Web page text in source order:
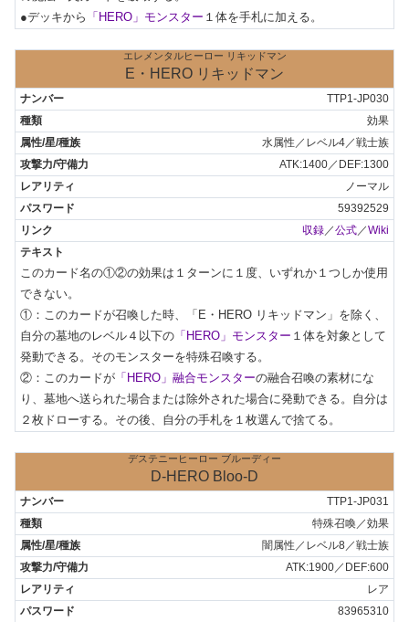
●デッキから 「HERO」モンスター １体を手札に加える。
エレメンタルヒーロー リキッドマン
E・HERO リキッドマン
TTP1-JP030
効果
水属性／レベル4／戦士族
ATK:1400／DEF:1300
ノーマル
59392529
収録／公式／Wiki
このカード名の①②の効果は１ターンに１度、いずれか１つしか使用
できない。
①：このカードが召喚した時、「E・HERO リキッドマン」を除く、
自分の墓地のレベル４以下の 「HERO」モンスター １体を対象として
発動できる。そのモンスターを特殊召喚する。
②：このカードが 「HERO」融合モンスターの融合召喚の素材にな
り、墓地へ送られた場合または除外された場合に発動できる。自分は
２枚ドローする。その後、自分の手札を１枚選んで捨てる。
デステニーヒーロー ブルーディー
D-HERO Bloo-D
TTP1-JP031
特殊召喚／効果
闇属性／レベル8／戦士族
ATK:1900／DEF:600
レア
83965310